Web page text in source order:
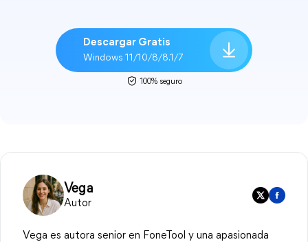
Descargar Gratis
Windows 11/10/8/8.1/7
100% seguro
Vega
Autor
Vega es autora senior en FoneTool y una apasionada